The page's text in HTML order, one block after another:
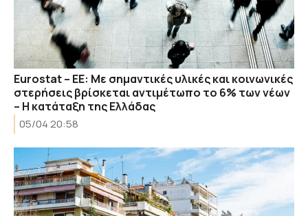
Eurostat – ΕΕ: Με σημαντικές υλικές και κοινωνικές
στερήσεις βρίσκεται αντιμέτωπο το 6% των νέων
– Η κατάταξη της Ελλάδας
05/04 20:58